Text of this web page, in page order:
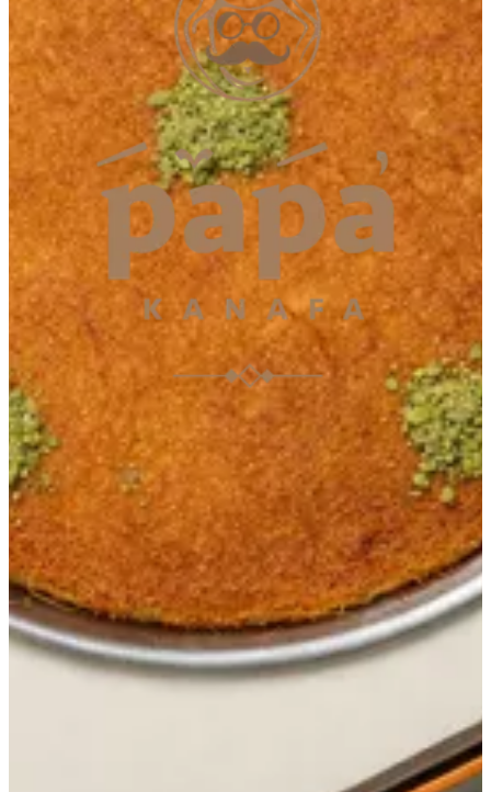
Sheykh Ammar St.
Sheykh Ammar St.
067487797 تواصل مع الفرع